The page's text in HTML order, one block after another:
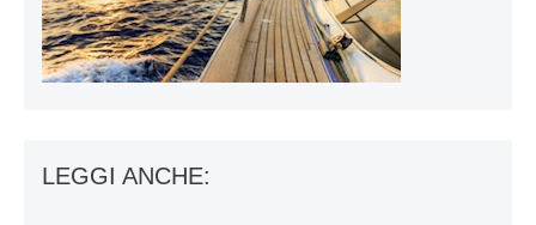
LEGGI ANCHE: